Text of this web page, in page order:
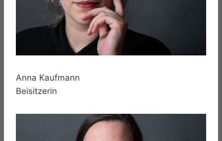
Anna Kaufmann
Beisitzerin